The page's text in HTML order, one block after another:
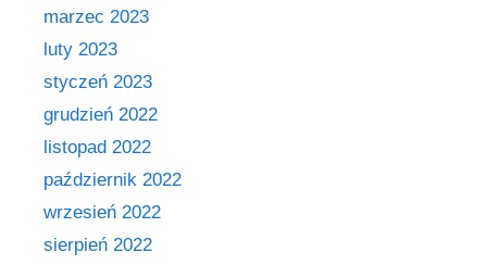
marzec 2023
luty 2023
styczeń 2023
grudzień 2022
listopad 2022
październik 2022
wrzesień 2022
sierpień 2022